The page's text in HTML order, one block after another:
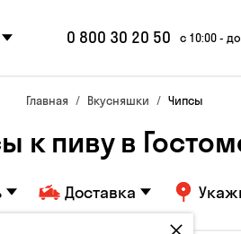
0 800 30 20 50 с 10:00 -
Главная Вкусняшки Чипсы
к пиву в
Доставка